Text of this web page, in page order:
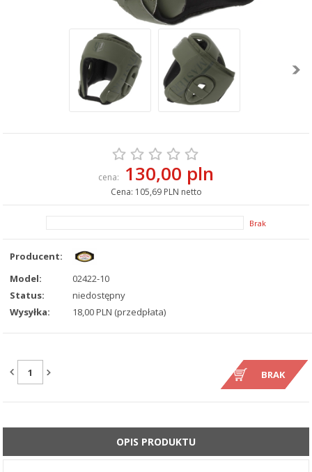
cena: 130,00 pln
Cena: 105,69 PLN netto
Brak
Producent:
Model:
02422-10
Status:
niedostępny
Wysyłka:
18,00 PLN (przedpłata)
BRAK
ILOŚĆ:
OPIS PRODUKTU